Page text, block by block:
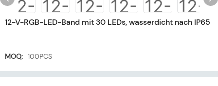
12-V-RGB-LED-Band mit 30 LEDs, wasserdicht nach IP65
MOQ: 100PCS